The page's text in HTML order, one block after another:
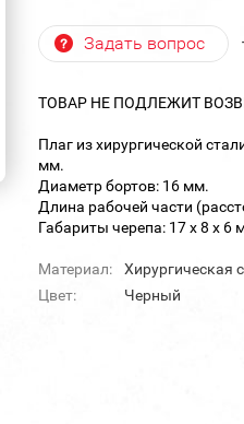
Задать вопрос
ТОВАР НЕ ПОДЛЕЖИТ
Плаг из хирургической
мм.
Диаметр бортов: 16 мм.
Длина рабочей части
Габариты черепа: 17 х 8 х 6
Материал:
Хирургическая
Цвет:
Черный